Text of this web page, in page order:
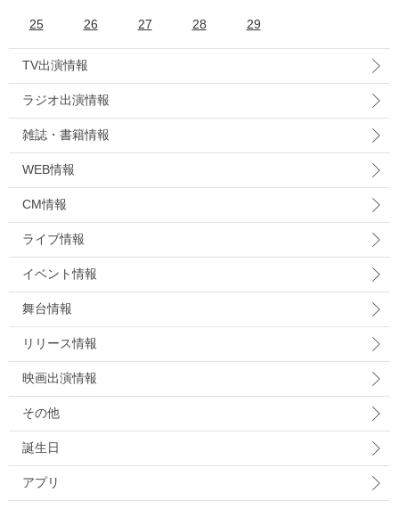
25 26 27 28 29
TV出演情報
ラジオ出演情報
雑誌・書籍情報
WEB情報
CM情報
ライブ情報
イベント情報
舞台情報
リリース情報
映画出演情報
その他
誕生日
アプリ